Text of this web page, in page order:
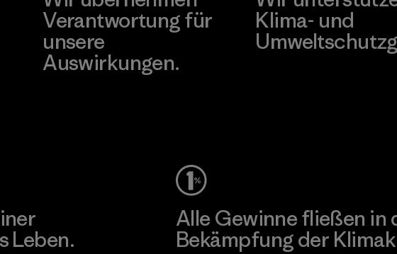
Verantwortung für
unsere
Auswirkungen.
Klima- und
Leben.
Alle Gewinne fließen in
Bekämpfung der